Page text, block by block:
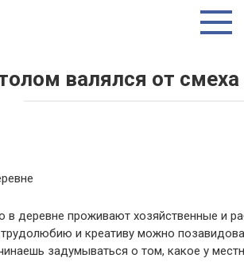
валялся от
в деревне проживают хозяйственные и
трудолюбию и креативу можно
задумываться о том, какое у